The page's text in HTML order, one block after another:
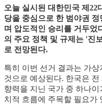
오늘 실시된 대한민국 제
당을 중심으로 한 범야권
며 압도적인 승리를 거두었
의 주요 정책 및 규제는 '진
로 전망된다.
특히 이번 선거 결과는 가
것으로 예상된다. 한국은
향력을 지닌 국가 중 하나
치적 흐름에 주목할 필요가